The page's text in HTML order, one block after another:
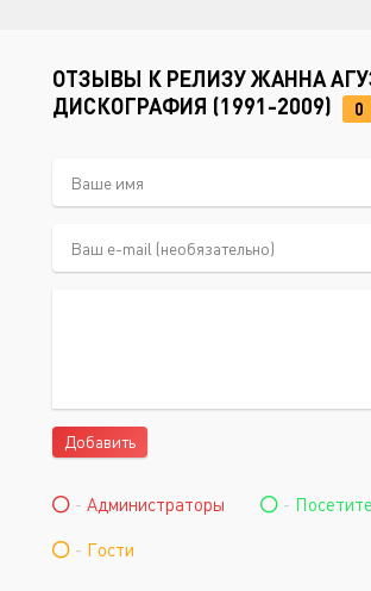
ОТЗЫВЫ К РЕЛИЗУ ЖАННА
ДИСКОГРАФИЯ (1991-2009)
0
Добавить
- Администраторы -
- Гости